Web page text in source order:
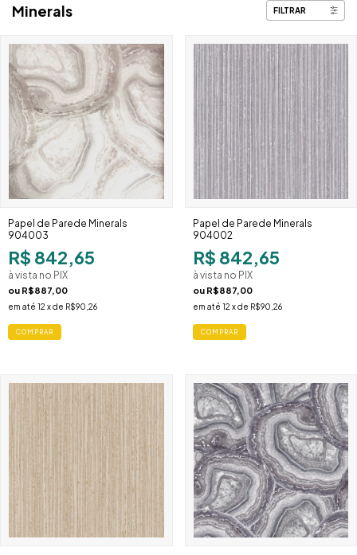
Minerals FILTRAR
Papel de Parede Minerals
904003
R$ 842,65
à vista no PIX
ou R$887,00
em até 12 x de R$90,26
Papel de Parede Minerals
904002
R$ 842,65
à vista no PIX
ou R$887,00
em até 12 x de R$90,26